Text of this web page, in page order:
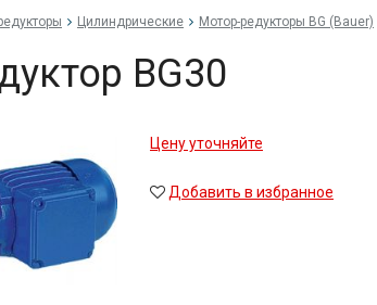
Цилиндрические Мотор-редукторы BG (Bauer)
BG30
Цену уточняйте
Добавить в избранное